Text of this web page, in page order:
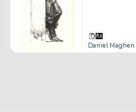
Daniel Maghen